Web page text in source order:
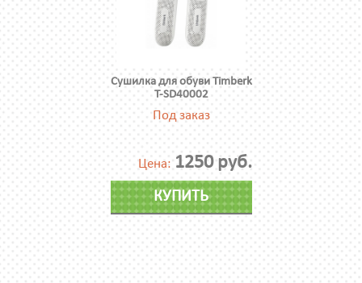
Сушилка для обуви Timberk
T-SD40002
Под заказ
Цена: 1250 руб.
КУПИТЬ